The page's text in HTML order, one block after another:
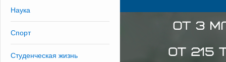
Наука
Спорт
Студенческая жизнь